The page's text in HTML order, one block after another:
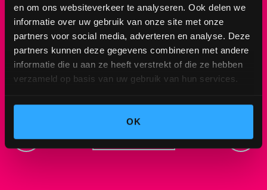
en om ons websiteverkeer te analyseren. Ook delen we
informatie over uw gebruik van onze site met onze
partners voor social media, adverteren en analyse. Deze
partners kunnen deze gegevens combineren met andere
informatie die u aan ze heeft verstrekt of die ze hebben
verzameld op basis van uw gebruik van hun services.
OK
andere Zara Larsson, Armin van Buuren,
Goldband, De Jeugd van Tegenwoordig en Maan!
Dans en proost met ons op de zomer. Nog geen
ticket? Wees er snel bij. We willen je dit jaar niet
missen!🎟
← TERUG NAAR OVERZICHT →